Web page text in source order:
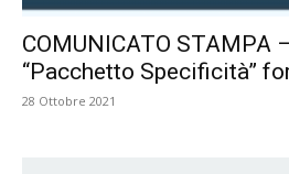
COMUNICATO STAMPA
“Pacchetto Specificità”
28 Ottobre 2021